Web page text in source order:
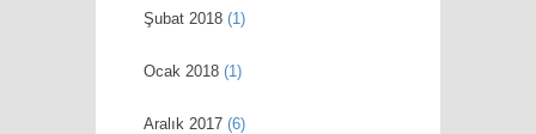
Şubat 2018 (1)
Ocak 2018 (1)
Aralık 2017 (6)